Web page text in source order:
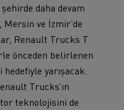
daha devam
ve İzmir’de
Renault Trucks T
önceden belirlenen
yarışacak.
Trucks’ın
teknolojisini de